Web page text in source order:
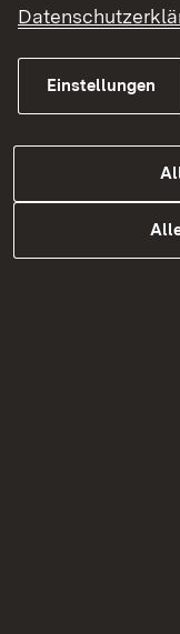
Einstellungen